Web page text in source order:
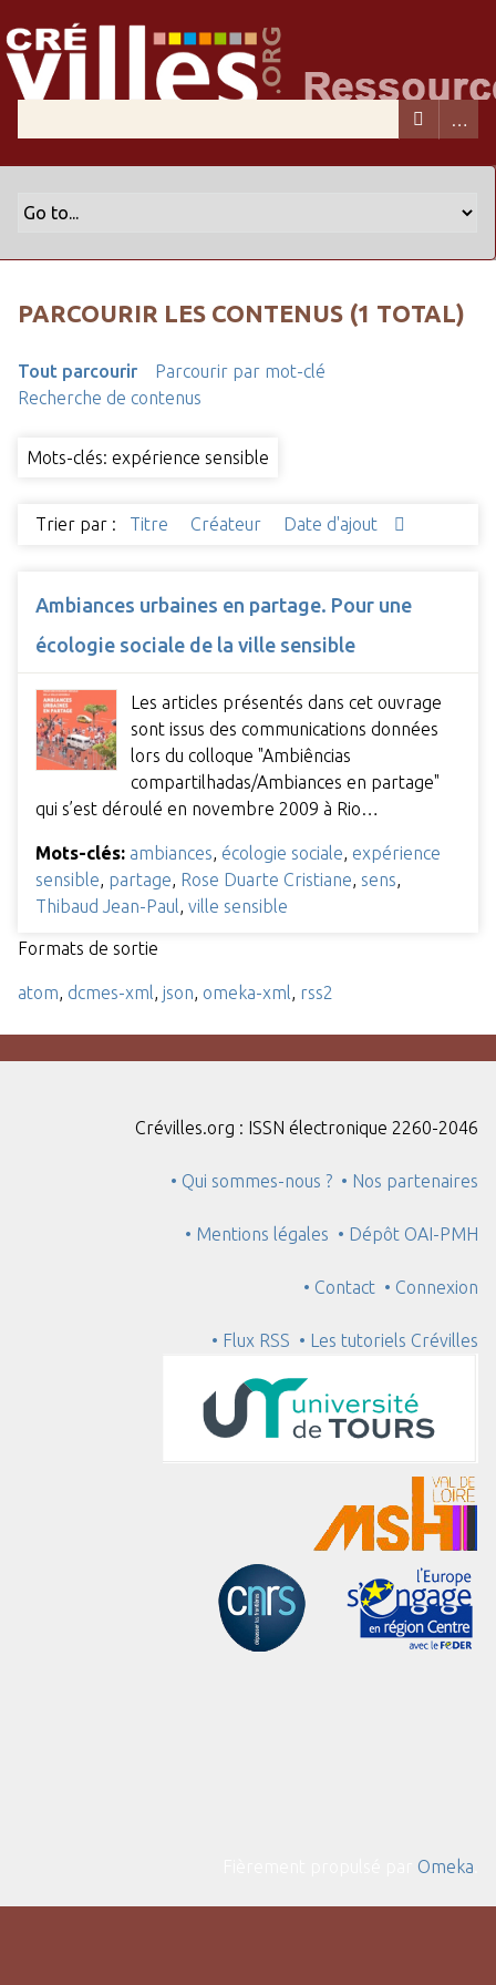
PARCOURIR LES CONTENUS (1 TOTAL)
Tout parcourir
Parcourir par mot-clé
Recherche de contenus
Mots-clés: expérience sensible
Trier par : Titre Créateur Date d'ajout
Ambiances urbaines en partage. Pour une
écologie sociale de la ville sensible
Les articles présentés dans cet ouvrage
sont issus des communications données
lors du colloque "Ambiências
compartilhadas/Ambiances en partage"
qui s’est déroulé en novembre 2009 à Rio…
Mots-clés: ambiances écologie sociale expérience
sensible partage Rose Duarte Cristiane sens
Thibaud Jean-Paul
ville sensible
Formats de sortie
atom dcmes-xml json omeka-xml rss2
Crévilles.org : ISSN électronique 2260-2046
• Qui sommes-nous ? • Nos partenaires
• Mentions légales • Dépôt OAI-PMH
• Contact • Connexion
• Flux RSS • Les tutoriels Crévilles
Omeka